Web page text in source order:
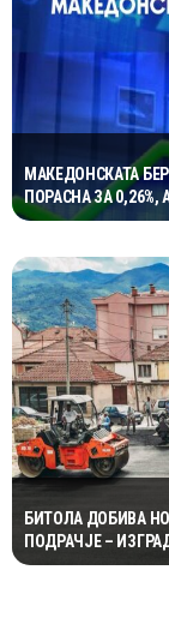
МАКЕДОНСКАТА
ПОРАСНА ЗА
НАЈТРГУВАНИ
БИТОЛА ДОБИВА
ПОДРАЧЈЕ –